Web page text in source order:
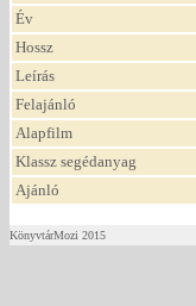
Év
Hossz
Leírás
Felajánló
Alapfilm
Klassz segédanyag
Ajánló
KönyvtárMozi 2015